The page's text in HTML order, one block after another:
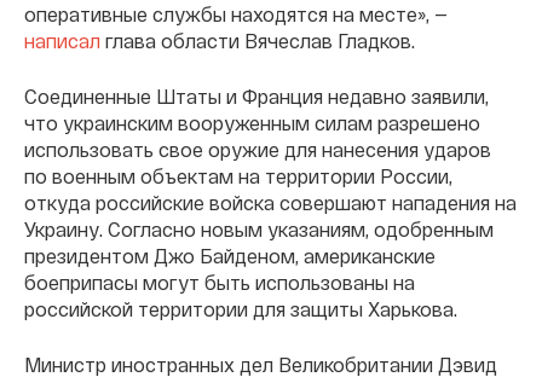
оперативные службы находятся на месте», —
написал глава области Вячеслав Гладков.
Соединенные Штаты и Франция недавно заявили,
что украинским вооруженным силам разрешено
использовать свое оружие для нанесения ударов
по военным объектам на территории России,
откуда российские войска совершают нападения на
Украину. Согласно новым указаниям, одобренным
президентом Джо Байденом, американские
боеприпасы могут быть использованы на
российской территории для защиты Харькова.
Министр иностранных дел Великобритании Дэвид